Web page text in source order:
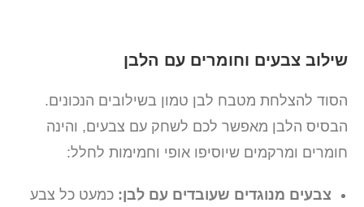
שילוב צבעים וחומרים עם הלבן
הסוד להצלחת מטבח לבן טמון בשילובים הנכונים.
הבסיס הלבן מאפשר לכם לשחק עם צבעים, והינה
חומרים ומרקמים שיוסיפו אופי וחמימות לחלל:
צבעים מנוגדים שעובדים עם לבן:כמעט כל צבע